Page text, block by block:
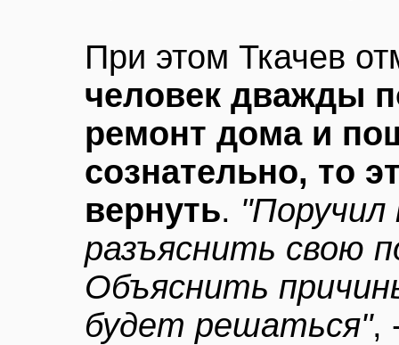
При этом Ткачев
человек дважды
ремонт дома и
сознательно, то
вернуть.
разъяснить свою
Объяснить
будет решаться",